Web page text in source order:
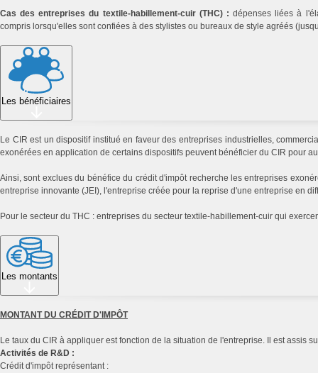
Cas des entreprises du textile-habillement-cuir (THC) :dépenses liées à
compris lorsqu'elles sont confiées à des stylistes ou bureaux de style agréés
Les bénéficiaires
Le CIR est un dispositif institué en faveur des entreprises industrielles,
exonérées en application de certains dispositifs peuvent bénéficier du CIR pour
Ainsi, sont exclues du bénéfice du crédit d'impôt recherche les entreprises
entreprise innovante (JEI), l'entreprise créée pour la reprise d'une entreprise en
Pour le secteur du THC : entreprises du secteur textile-habillement-cuir qui
Les montants
MONTANT DU CRÉDIT D'IMPÔT
Le taux du CIR à appliquer est fonction de la situation de l'entreprise. Il est assis
Activités de R&D :
Crédit d'impôt représentant :